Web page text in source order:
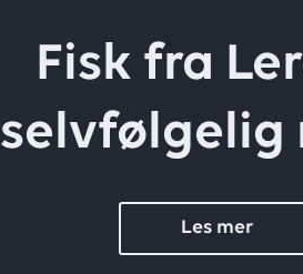
Fisk fra
selvfølgelig
Les mer